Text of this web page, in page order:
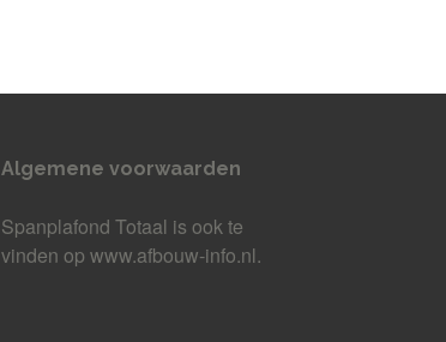
Algemene voorwaarden
Spanplafond Totaal is ook te
vinden op www.afbouw-info.nl.